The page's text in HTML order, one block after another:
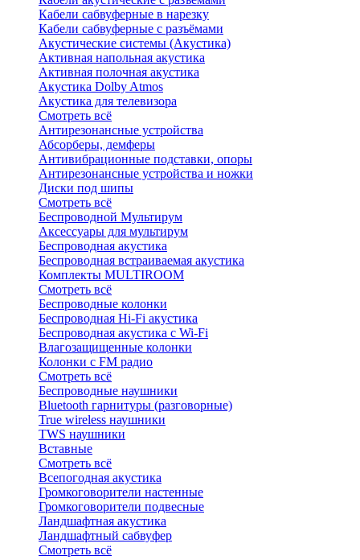
Кабели сабвуферные в нарезку
Кабели сабвуферные с разъёмами
Акустические системы (Акустика)
Активная напольная акустика
Активная полочная акустика
Акустика Dolby Atmos
Акустика для телевизора
Смотреть всё
Антирезонансные устройства
Абсорберы, демферы
Антивибрационные подставки, опоры
Антирезонансные устройства и ножки
Диски под шипы
Смотреть всё
Беспроводной Мультирум
Аксессуары для мультирум
Беспроводная акустика
Беспроводная встраиваемая акустика
Комплекты MULTIROOM
Смотреть всё
Беспроводные колонки
Беспроводная Hi-Fi акустика
Беспроводная акустика с Wi-Fi
Влагозащищенные колонки
Колонки с FM радио
Смотреть всё
Беспроводные наушники
Bluetоoth гарнитуры (разговорные)
True wireless наушники
TWS наушники
Вставные
Смотреть всё
Всепогодная акустика
Громкоговорители настенные
Громкоговорители подвесные
Ландшафтная акустика
Ландшафтный сабвуфер
Смотреть всё